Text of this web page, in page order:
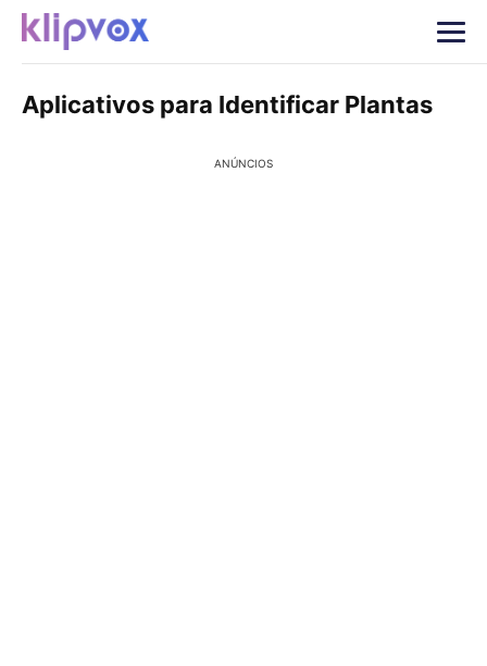
Aplicativos para Identificar Plantas
ANÚNCIOS